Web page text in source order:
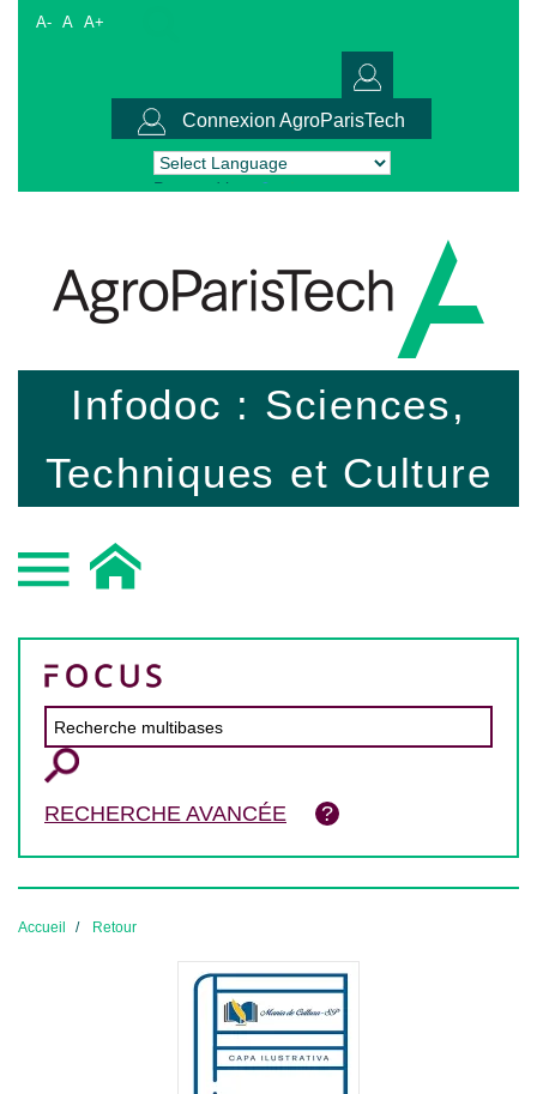
A- A A+
Connexion AgroParisTech
Powered by Translate
Infodoc : Sciences,
Techniques et Culture
RECHERCHE AVANCÉE
Accueil Retour